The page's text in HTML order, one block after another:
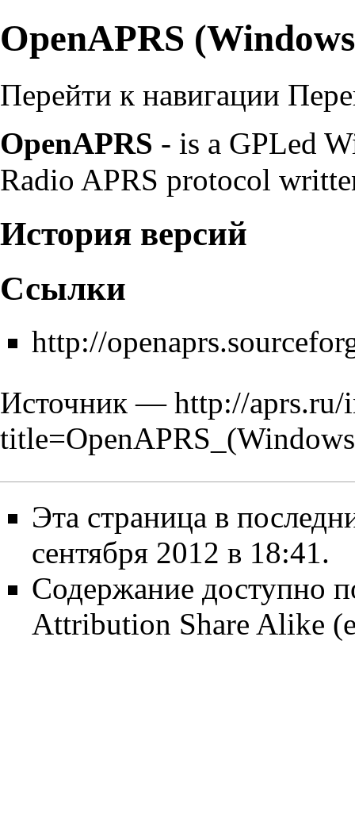
OpenAPRS
Перейти к навигации
OpenAPRS - is a GPLed
Radio APRS protocol
История версий
Ссылки
http://
Источник — http://aprs.ru/
Эта страница в
сентября 2012 в 18:41.
Содержание доступно
Attribution Share Alike